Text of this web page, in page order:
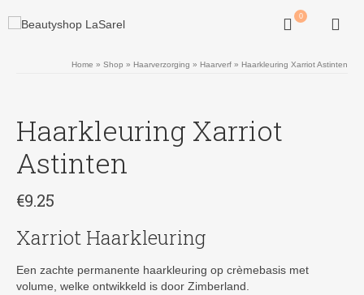
0
Home » Shop » Haarverzorging » Haarverf » Haarkleuring Xarriot Astinten
Haarkleuring Xarriot
Astinten
€9.25
Xarriot Haarkleuring
Een zachte permanente haarkleuring op crèmebasis met
volume, welke ontwikkeld is door Zimberland.